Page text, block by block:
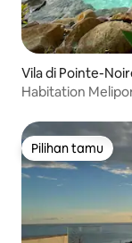
Vila di Pointe-
Habitation
Pilihan tamu
Pilihan tamu